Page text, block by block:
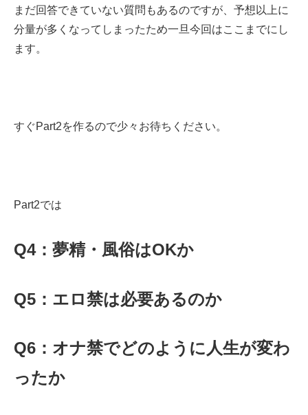
まだ回答できていない質問もあるのですが、予想以上に
分量が多くなってしまったため一旦今回はここまでにし
ます。
すぐPart2を作るので少々お待ちください。
Part2では
Q4：夢精・風俗はOKか
Q5：エロ禁は必要あるのか
Q6：オナ禁でどのように人生が変わ
ったか